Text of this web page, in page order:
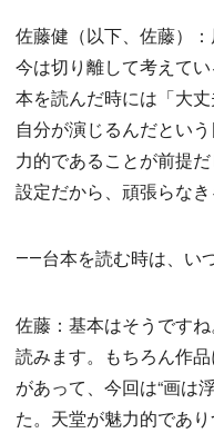
佐藤健（以下、佐藤）
今は切り離して考えて
本を読んだ時には「大
自分が演じるんだとい
力的であることが前提
設定だから、頑張らなき
――台本を読む時は、い
佐藤：基本はそうです
読みます。もちろん作
があって、今回は“画は
た。天堂が魅力的であ